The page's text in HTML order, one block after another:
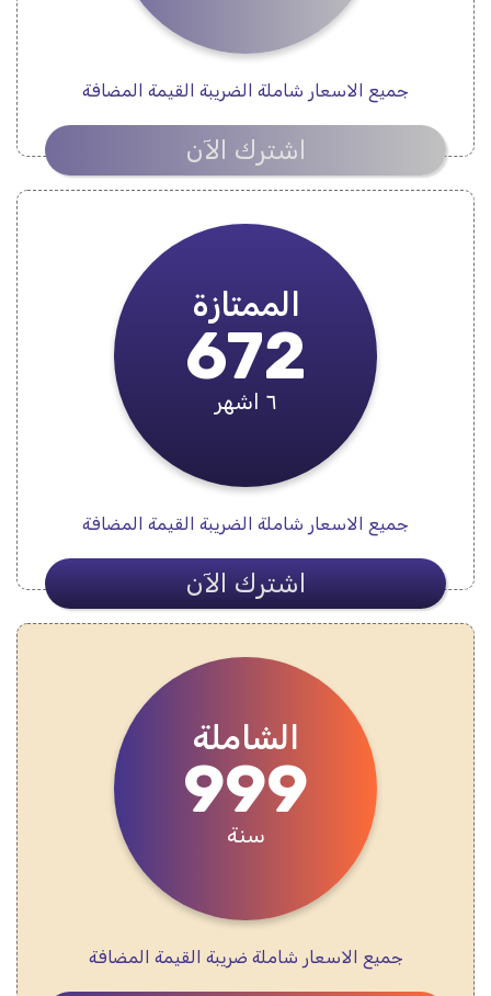
جميع الاسعار شاملة الضريبة القيمة المضافة
اشترك الآن
الممتازة
672
٦ اشهر
جميع الاسعار شاملة الضريبة القيمة المضافة
اشترك الآن
الشاملة
999
سنة
جميع الاسعار شاملة ضريبة القيمة المضافة